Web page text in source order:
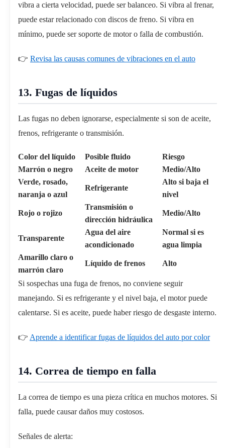
vibra a cierta velocidad, puede ser balanceo. Si vibra al frenar,
puede estar relacionado con discos de freno. Si vibra en
mínimo, puede ser soporte de motor o falla de combustión.
👉 Revisa las causas comunes de vibraciones en el auto
13. Fugas de líquidos
Las fugas no deben ignorarse, especialmente si son de aceite,
frenos, refrigerante o transmisión.
Color del líquido Posible fluido
Riesgo
Marrón o negro
Aceite de motor
Medio/Alto
Verde, rosado,
naranja o azul
Refrigerante
Alto si baja el
nivel
Rojo o rojizo
Transmisión o
dirección hidráulica
Medio/Alto
Transparente
Agua del aire
acondicionado
Normal si es
agua limpia
Amarillo claro o
marrón claro
Líquido de frenos Alto
Si sospechas una fuga de frenos, no conviene seguir
manejando. Si es refrigerante y el nivel baja, el motor puede
calentarse. Si es aceite, puede haber riesgo de desgaste interno.
👉 Aprende a identificar fugas de líquidos del auto por color
14. Correa de tiempo en falla
La correa de tiempo es una pieza crítica en muchos motores. Si
falla, puede causar daños muy costosos.
Señales de alerta: